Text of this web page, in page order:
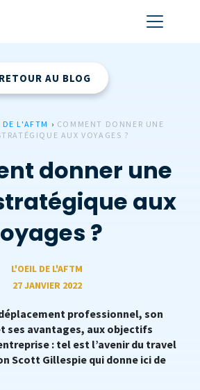
RETOUR AU BLOG
L'AFTM › COMMENT DONNER UNE
AUX VOYAGES ?
donner une
aux
?
L'OEIL DE L'AFTM
27 JANVIER 2022
professionnel, son
ses avantages, aux objectifs
: tel est l’avenir du travel
Scott Gillespie qui donne ici de